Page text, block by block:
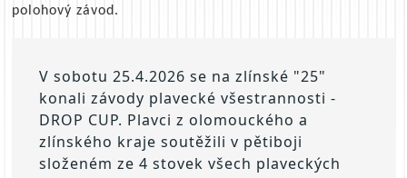
polohový závod.
V sobotu 25.4.2026 se na zlínské "25"
konali závody plavecké všestrannosti -
DROP CUP. Plavci z olomouckého a
zlínského kraje soutěžili v pětiboji
složeném ze 4 stovek všech plaveckých